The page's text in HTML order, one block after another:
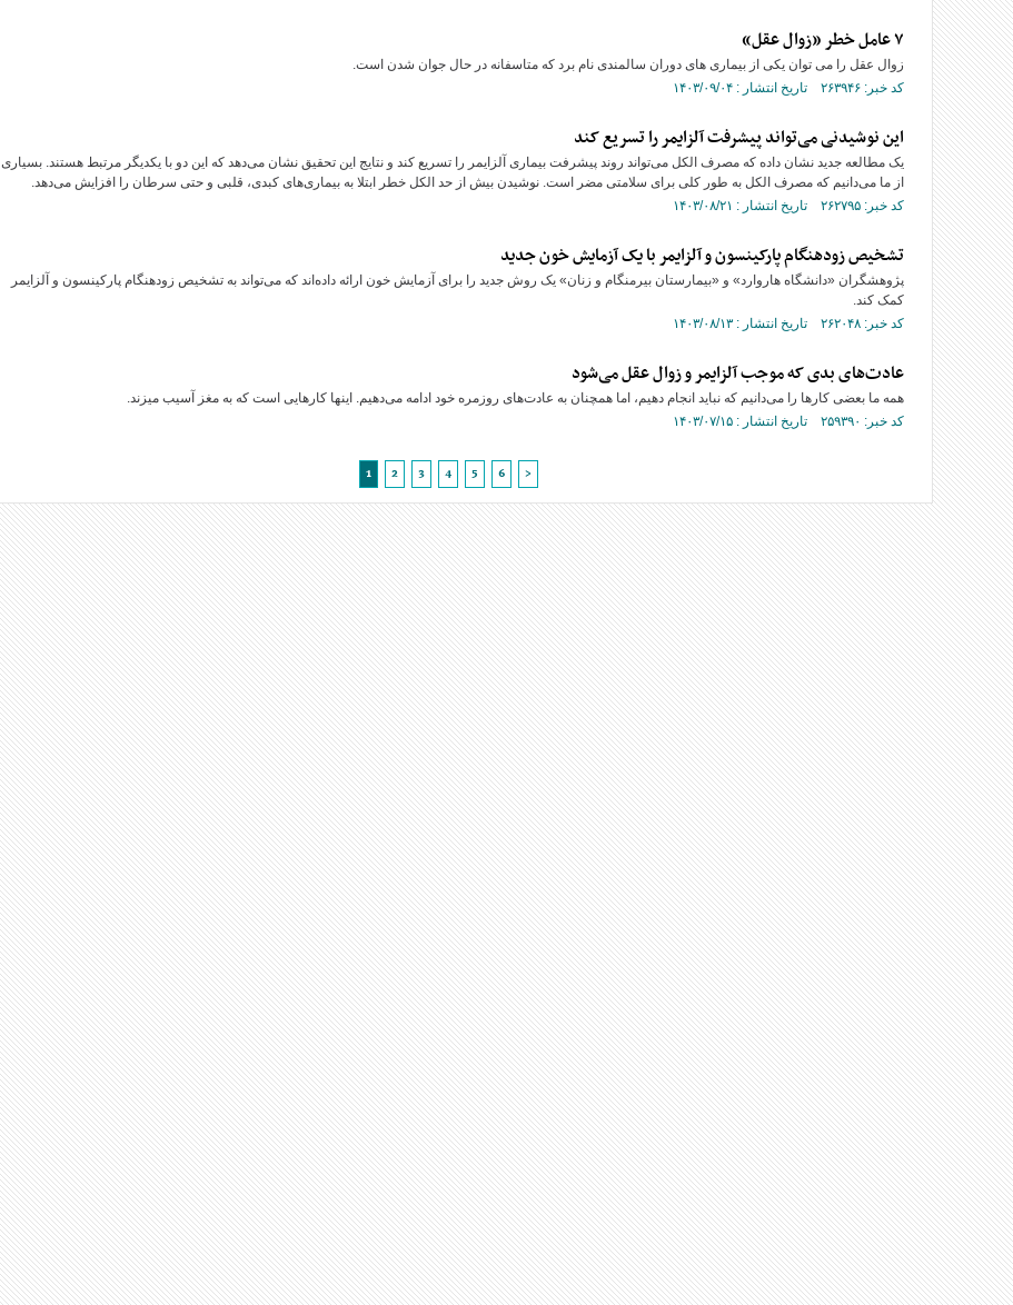
۷ عامل خطر «زوال عقل»
زوال عقل را می توان یکی از بیماری های دوران سالمندی نام برد که متاسفانه در حال جوان شدن است.
کد خبر: ۲۶۳۹۴۶ تاریخ انتشار : ۱۴۰۳/۰۹/۰۴
این نوشیدنی می‌تواند پیشرفت آلزایمر را تسریع کند
یک مطالعه جدید نشان داده که مصرف الکل می‌تواند روند پیشرفت بیماری آلزایمر را تسریع کند و نتایج این تحقیق نشان می‌دهد که این دو با یکدیگر مرتبط هستند. بسیاری
از ما می‌دانیم که مصرف الکل به طور کلی برای سلامتی مضر است. نوشیدن بیش از حد الکل خطر ابتلا به بیماری‌های کبدی، قلبی و حتی سرطان را افزایش می‌دهد.
کد خبر: ۲۶۲۷۹۵ تاریخ انتشار : ۱۴۰۳/۰۸/۲۱
تشخیص زودهنگام پارکینسون و آلزایمر با یک آزمایش خون جدید
پژوهشگران «دانشگاه هاروارد» و «بیمارستان بیرمنگام و زنان» یک روش جدید را برای آزمایش خون ارائه داده‌اند که می‌تواند به تشخیص زودهنگام پارکینسون و آلزایمر
کمک کند.
کد خبر: ۲۶۲۰۴۸ تاریخ انتشار : ۱۴۰۳/۰۸/۱۳
عادت‌های بدی که موجب آلزایمر و زوال عقل می‌شود
همه ما بعضی کار‌ها را می‌دانیم که نباید انجام دهیم، اما همچنان به عادت‌های روزمره خود ادامه می‌دهیم. اینها کار‌هایی است که به مغز آسیب میزند.
کد خبر: ۲۵۹۳۹۰ تاریخ انتشار : ۱۴۰۳/۰۷/۱۵
1 2 3 4 5 6 >